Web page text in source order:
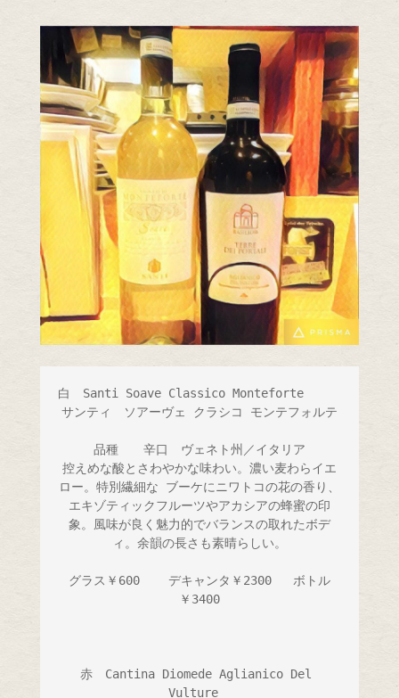
白　Santi Soave Classico Monteforte
サンティ　ソアーヴェ クラシコ モンテフォルテ
品種　　辛口　ヴェネト州／イタリア
控えめな酸とさわやかな味わい。濃い麦わらイエ
ロー。特別繊細な ブーケにニワトコの花の香り、
エキゾティックフルーツやアカシアの蜂蜜の印
象。風味が良く魅力的でバランスの取れたボデ
ィ。余韻の長さも素晴らしい。
グラス￥600    デキャンタ￥2300   ボトル
￥3400
赤　Cantina Diomede Aglianico Del
Vulture